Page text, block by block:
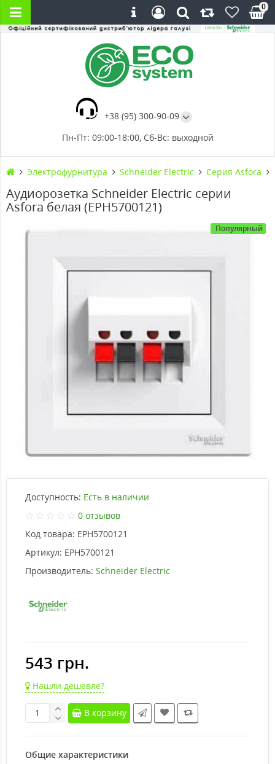
+38 (95) 300-90-09
Пн-Пт: 09:00-18:00, Сб-Вс: выходной
0
Электрофурнитура Schneider Electric Серия Asfora
Аудиорозетка Schneider Electric серии
Asfora белая (EPH5700121)
Популярный
Доступность: Есть в наличии
0 отзывов
Код товара: EPH5700121
Артикул: EPH5700121
Производитель: Schneider Electric
543 грн.
Нашли дешевле?
В корзину
Общие характеристики